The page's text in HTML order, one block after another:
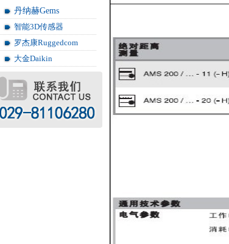
丹纳赫Gems
智能3D传感器
罗杰康Ruggedcom
大金Daikin